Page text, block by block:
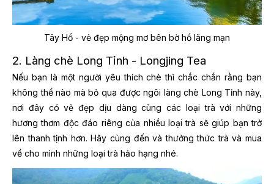
Tây Hồ - vẻ đẹp mộng mơ bên bờ hồ lãng mạn
2. Làng chè Long Tỉnh - Longjing Tea
Nếu bạn là một người yêu thích chè thì chắc chắn rằng bạn
không thể nào mà bỏ qua được ngôi làng chè Long Tỉnh này,
nơi đây có vẻ đẹp dịu dàng cùng các loại trà với những
hương thơm độc đáo riêng của nhiều loại trà sẽ giúp bạn trở
lên thanh tịnh hơn. Hãy cùng đến và thưởng thức trà và mua
về cho mình những loại trà hảo hạng nhé.